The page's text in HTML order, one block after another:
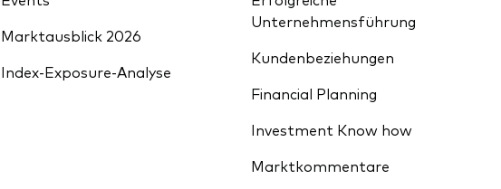
Marktausblick 2026
Index-Exposure-Analyse
Unternehmensführung
Kundenbeziehungen
Financial Planning
Investment Know how
Marktkommentare